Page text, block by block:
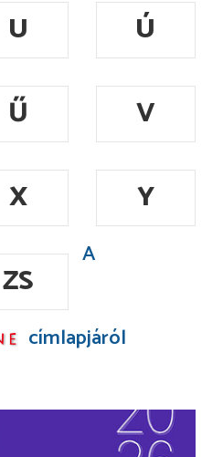
U
Ú
Ű
V
X
Y
ZS
A
címlapjáról